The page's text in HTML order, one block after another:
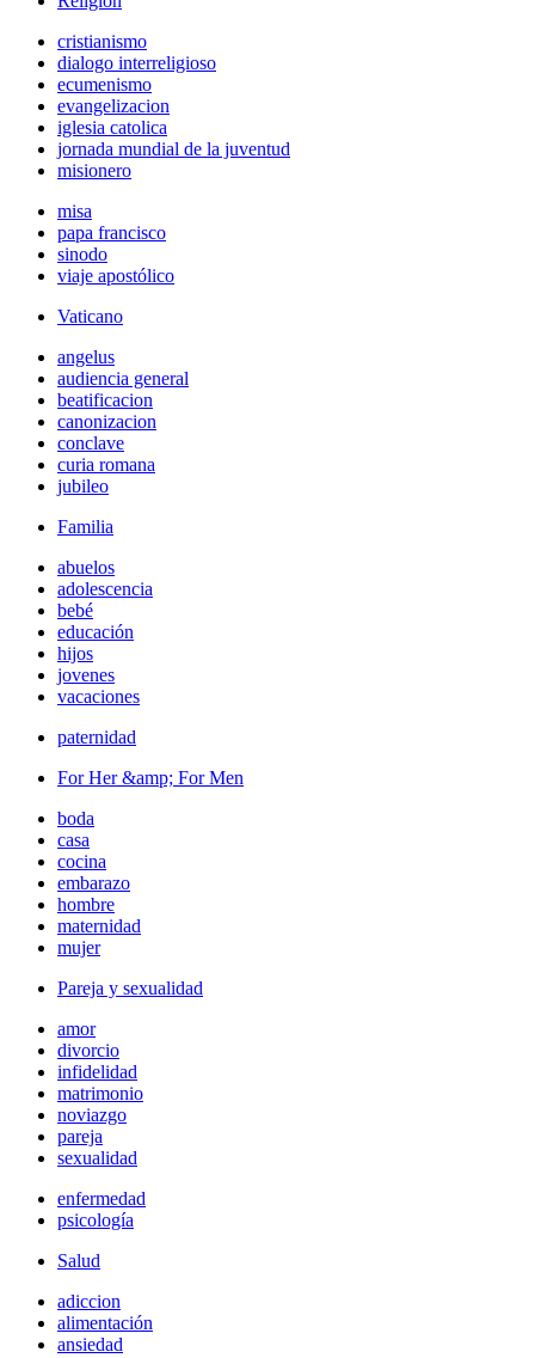
cristianismo
dialogo interreligioso
ecumenismo
evangelizacion
iglesia catolica
jornada mundial de la juventud
misionero
misa
papa francisco
sinodo
viaje apostólico
Vaticano
angelus
audiencia general
beatificacion
canonizacion
conclave
curia romana
jubileo
Familia
abuelos
adolescencia
bebé
educación
hijos
jovenes
vacaciones
paternidad
For Her &amp; For Men
boda
casa
cocina
embarazo
hombre
maternidad
mujer
Pareja y sexualidad
amor
divorcio
infidelidad
matrimonio
noviazgo
pareja
sexualidad
enfermedad
psicología
Salud
adiccion
alimentación
ansiedad